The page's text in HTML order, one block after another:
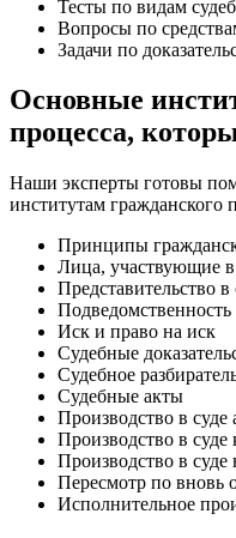
Тесты по видам
Вопросы по
Задачи по
Основные
процесса,
Наши эксперты готовы
институтам гражданского
Принципы
Лица, участвующие в
Представительство в
Иск и право на иск
Судебные
Судебное
Судебные акты
Производство в
Производство в
Производство в
Пересмотр по вновь
Исполнительное